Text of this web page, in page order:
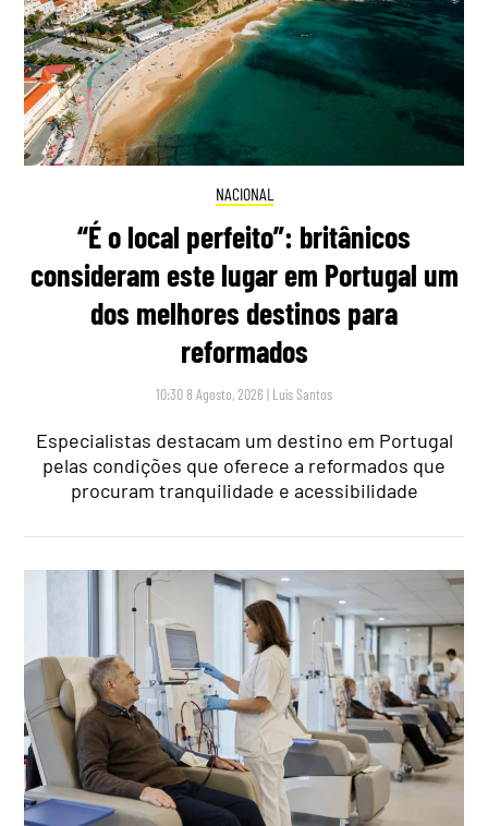
NACIONAL
“É o local perfeito”: britânicos
consideram este lugar em Portugal um
dos melhores destinos para
reformados
10:30 8 Agosto, 2026 | Luís Santos
Especialistas destacam um destino em Portugal
pelas condições que oferece a reformados que
procuram tranquilidade e acessibilidade